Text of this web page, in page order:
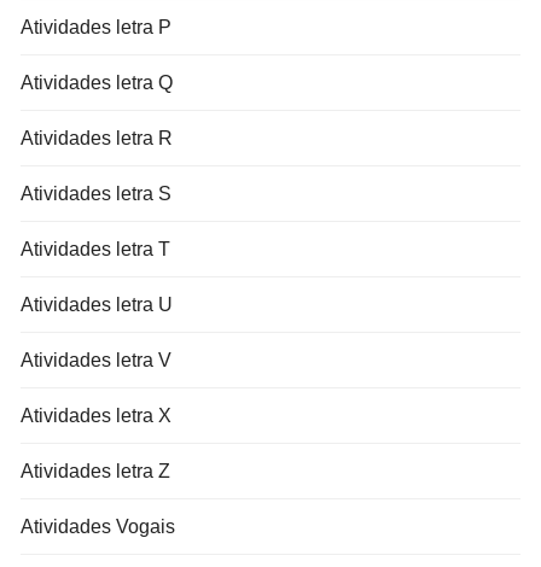
Atividades letra P
Atividades letra Q
Atividades letra R
Atividades letra S
Atividades letra T
Atividades letra U
Atividades letra V
Atividades letra X
Atividades letra Z
Atividades Vogais